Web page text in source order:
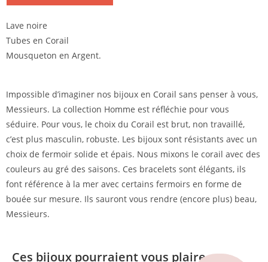
Lave noire
Tubes en Corail
Mousqueton en Argent.
Impossible d’imaginer nos bijoux en Corail sans penser à vous,
Messieurs. La collection Homme est réfléchie pour vous
séduire. Pour vous, le choix du Corail est brut, non travaillé,
c’est plus masculin, robuste. Les bijoux sont résistants avec un
choix de fermoir solide et épais. Nous mixons le corail avec des
couleurs au gré des saisons. Ces bracelets sont élégants, ils
font référence à la mer avec certains fermoirs en forme de
bouée sur mesure. Ils sauront vous rendre (encore plus) beau,
Messieurs.
Ces bijoux pourraient vous plaire